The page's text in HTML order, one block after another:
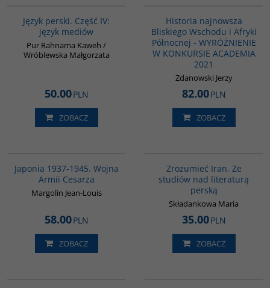
Język perski. Część IV:
język mediów
Pur Rahnama Kaweh /
Wróblewska Małgorzata
50.00PLN
ZOBACZ
Historia najnowsza
Bliskiego Wschodu i Afryki
Północnej - WYRÓŻNIENIE
W KONKURSIE ACADEMIA
2021
Zdanowski Jerzy
82.00PLN
ZOBACZ
Japonia 1937-1945. Wojna
Armii Cesarza
Margolin Jean-Louis
58.00PLN
ZOBACZ
Zrozumieć Iran. Ze
studiów nad literaturą
perską
Składankowa Maria
35.00PLN
ZOBACZ